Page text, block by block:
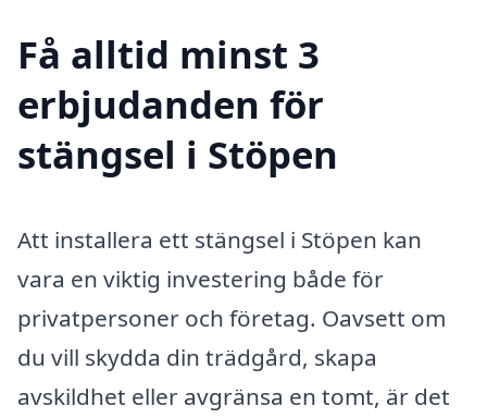
Få alltid minst 3
erbjudanden för
stängsel i Stöpen
Att installera ett stängsel i Stöpen kan
vara en viktig investering både för
privatpersoner och företag. Oavsett om
du vill skydda din trädgård, skapa
avskildhet eller avgränsa en tomt, är det